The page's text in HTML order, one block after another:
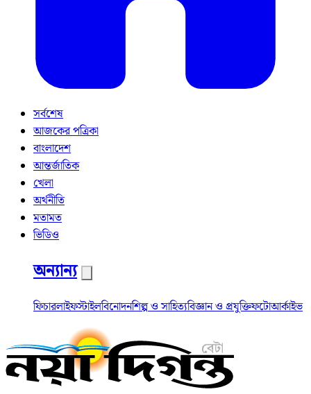
সর্বশেষ
আজকের পত্রিকা
বাংলাদেশ
আন্তর্জাতিক
খেলা
অর্থনীতি
মতামত
ভিডিও
অন্যান্য
ফিচারলাইফস্টাইলবিনোদনশিল্প ও সাহিত্যবিজ্ঞান ও প্রযুক্তিফটোআর্কাইভ